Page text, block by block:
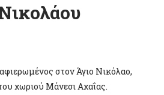
στον Άγιο Νικόλαο,
χωριού Μάνεσι Αχαΐας.